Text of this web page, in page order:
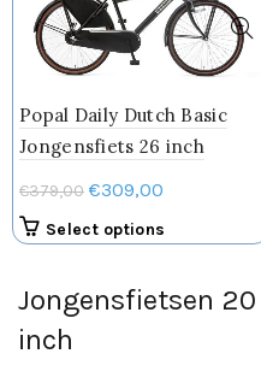
Popal Daily Dutch Basic
Jongensfiets 26 inch
€379,00 Oorspronkelijke
was:
€309,00
is:
Select options
meerdere
Jongensfietsen
inch